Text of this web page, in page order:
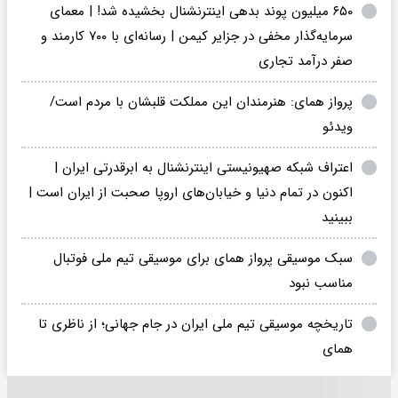
۶۵۰ میلیون پوند بدهی اینترنشنال بخشیده شد! | معمای
سرمایه‌گذار مخفی در جزایر کیمن | رسانه‌ای با ۷۰۰ کارمند و
صفر درآمد تجاری
پرواز همای: هنرمندان این مملکت قلبشان با مردم است/
ویدئو
اعتراف شبکه صهیونیستی اینترنشنال به ابرقدرتی ایران |
اکنون در تمام دنیا و خیابان‌های اروپا صحبت از ایران است |
ببینید
سبک موسیقی پرواز همای برای موسیقی تیم ملی فوتبال
مناسب نبود
تاریخچه موسیقی تیم ملی ایران در جام جهانی؛ از ناظری تا
همای